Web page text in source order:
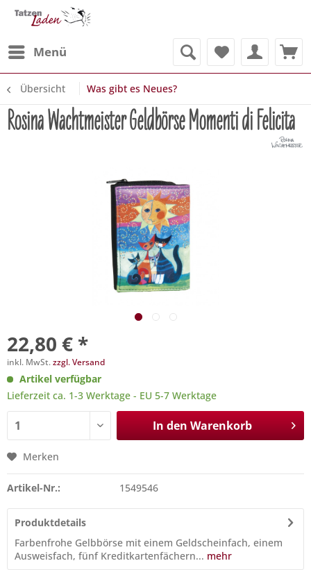
Menü
Übersicht Was gibt es Neues?
Rosina Wachtmeister Geldbörse Momenti di Felicita
22,80 € *
inkl. MwSt.zzgl. Versand
Artikel verfügbar
Lieferzeit ca. 1-3 Werktage - EU 5-7 Werktage
In den Warenkorb
Merken
Artikel-Nr.: 1549546
Produktdetails
Farbenfrohe Gelbbörse mit einem Geldscheinfach, einem
Ausweisfach, fünf Kreditkartenfächern... mehr